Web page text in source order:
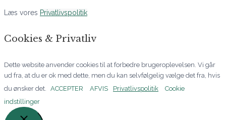
Læs vores Privatlivspolitik
Cookies & Privatliv
Dette website anvender cookies til at forbedre brugeroplevelsen. Vi går
ud fra, at du er ok med dette, men du kan selvfølgelig vælge det fra, hvis
du ønsker det.
ACCEPTER AFVIS Privatlivspolitik
Cookie
indstillinger